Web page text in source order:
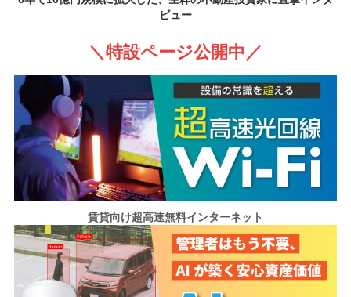
ビュー
＼特設ページ公開中／
賃貸向け超高速無料インターネット